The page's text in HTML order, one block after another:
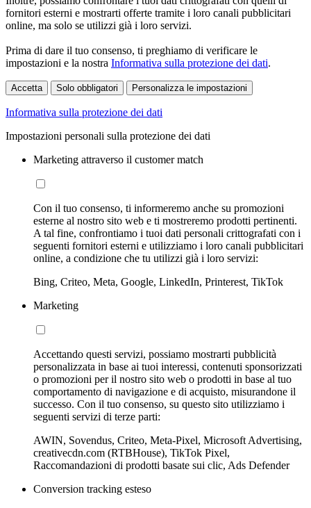
fornitori esterni e mostrarti offerte tramite i loro canali pubblicitari
online, ma solo se utilizzi già i loro servizi.
Prima di dare il tuo consenso, ti preghiamo di verificare le
impostazioni e la nostra Informativa sulla protezione dei dati.
Accetta Solo obbligatori Personalizza le impostazioni
Informativa sulla protezione dei dati
Impostazioni personali sulla protezione dei dati
Marketing attraverso il customer match
Con il tuo consenso, ti informeremo anche su promozioni
esterne al nostro sito web e ti mostreremo prodotti pertinenti.
A tal fine, confrontiamo i tuoi dati personali crittografati con i
seguenti fornitori esterni e utilizziamo i loro canali pubblicitari
online, a condizione che tu utilizzi già i loro servizi:
Bing, Criteo, Meta, Google, LinkedIn, Printerest, TikTok
Marketing
Accettando questi servizi, possiamo mostrarti pubblicità
personalizzata in base ai tuoi interessi, contenuti sponsorizzati
o promozioni per il nostro sito web o prodotti in base al tuo
comportamento di navigazione e di acquisto, misurandone il
successo. Con il tuo consenso, su questo sito utilizziamo i
seguenti servizi di terze parti:
AWIN, Sovendus, Criteo, Meta-Pixel, Microsoft Advertising,
creativecdn.com (RTBHouse), TikTok Pixel,
Raccomandazioni di prodotti basate sui clic, Ads Defender
Conversion tracking esteso